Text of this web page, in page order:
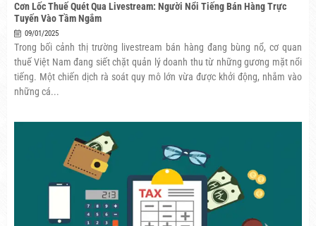
Cơn Lốc Thuế Quét Qua Livestream: Người Nổi Tiếng Bán Hàng Trực
Tuyến Vào Tầm Ngắm
09/01/2025
Trong bối cảnh thị trường livestream bán hàng đang bùng nổ, cơ quan
thuế Việt Nam đang siết chặt quản lý doanh thu từ những gương mặt nổi
tiếng. Một chiến dịch rà soát quy mô lớn vừa được khởi động, nhắm vào
những cá...